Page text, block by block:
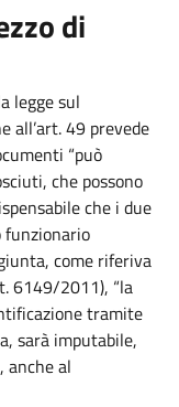
di
legge sul
all’art. 49 prevede
“può
che possono
che i due
funzionario
come riferiva
6149/2011), “la
tramite
sarà imputabile,
anche al